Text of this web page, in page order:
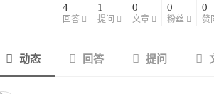
4
回答
1
提问
0
文章
0
粉丝
0
赞
动态 回答 提问